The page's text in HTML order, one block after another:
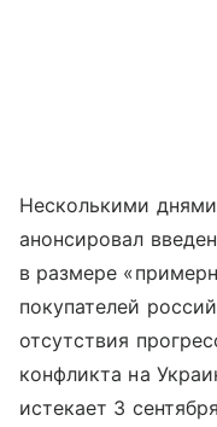
Несколькими
анонсировал
в размере
покупателей
отсутствия
конфликта на
истекает 3